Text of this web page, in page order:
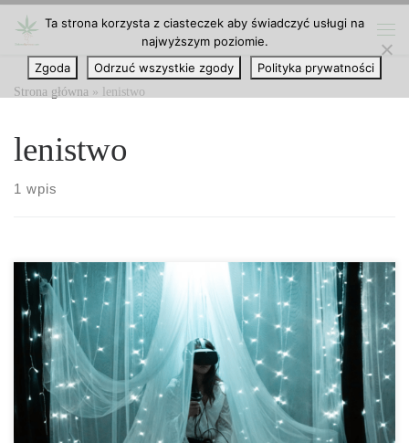
Przejdź do treści
Strona główna » lenistwo
lenistwo
1 wpis
Marihuana historycznie ma reputację czyniącą ludzi leniwymi, a
jej użytkownicy są zazwyczaj postrzegani jako obiboki. Chociaż ta
reputacja może nie być całkowicie trafna, niektóre skutki uboczne
mogą sprawić, że ludzie poczują się ospali lub pozbawieni
motywacji. Związek między marihuaną a lenistwem Lenistwo
często charakteryzuje się brakiem podejmowania indywidualnego
wysiłku. Jeśli […]
Ta strona korzysta z ciasteczek aby świadczyć usługi na
najwyższym poziomie.
Zgoda
Odrzuć wszystkie zgody Polityka prywatności